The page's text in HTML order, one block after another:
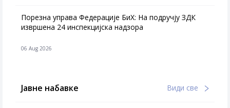
Порезна управа Федерације БиХ: На подручју ЗДК
извршена 24 инспекцијска надзора
06 Aug 2026
Јавне набавке Види све